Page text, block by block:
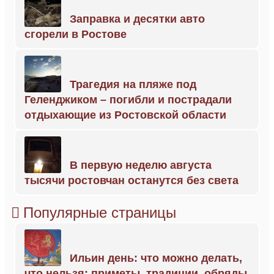
Заправка и десятки авто
сгорели в Ростове
Трагедия на пляже под
Геленджиком – погибли и пострадали
отдыхающие из Ростовской области
В первую неделю августа
тысячи ростовчан останутся без света
Популярные страницы
Ильин день: что можно делать,